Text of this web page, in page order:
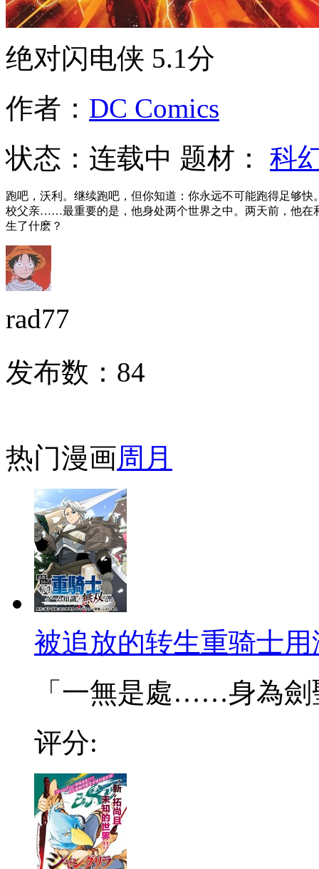
绝对闪电侠 5.1分
作者： DC Comics
状态： 连载中 题材： 科
跑吧，沃利。继续跑吧，但你知道：你永远不可能跑得足够
校父亲……最重要的是，他身处两个世界之中。两天前，他在
生了什麽？
rad77
发布数： 84
热门漫画周 月
被追放的转生重骑士
「一無是處……身為劍
评分: